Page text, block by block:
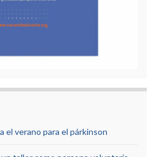
el verano para el párkinson